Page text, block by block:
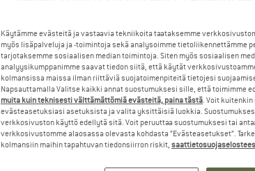
jopa 20%
Käytämme evästeitä ja vastaavia tekniikoita taataksemme
myös lisäpalveluja ja -toimintoja sekä analysoimme tietoliikennettämme
tarjotaksemme sosiaalisen median toimintoja. Siten myös sosiaalisen
analyysikumppanimme saavat tiedon siitä, että käytät
kolmansissa maissa ilman riittäviä suojatoimenpiteitä tietojesi
Napsauttamalla Valitse kaikki annat suostumuksesi sille, että toimimme
muita kuin teknisesti välttämättömiä evästeitä, paina tästä. Voit
evästeasetuksiasi asetuksista ja valita yksittäisiä luokkia.
verkkosivuston käyttö edellytä sitä. Voit peruuttaa suostumuksesi tai
verkkosivustomme alaosassa olevasta kohdasta ”Evästeasetukset”.
kolmansiin maihin tapahtuvan tiedonsiirron riskit,